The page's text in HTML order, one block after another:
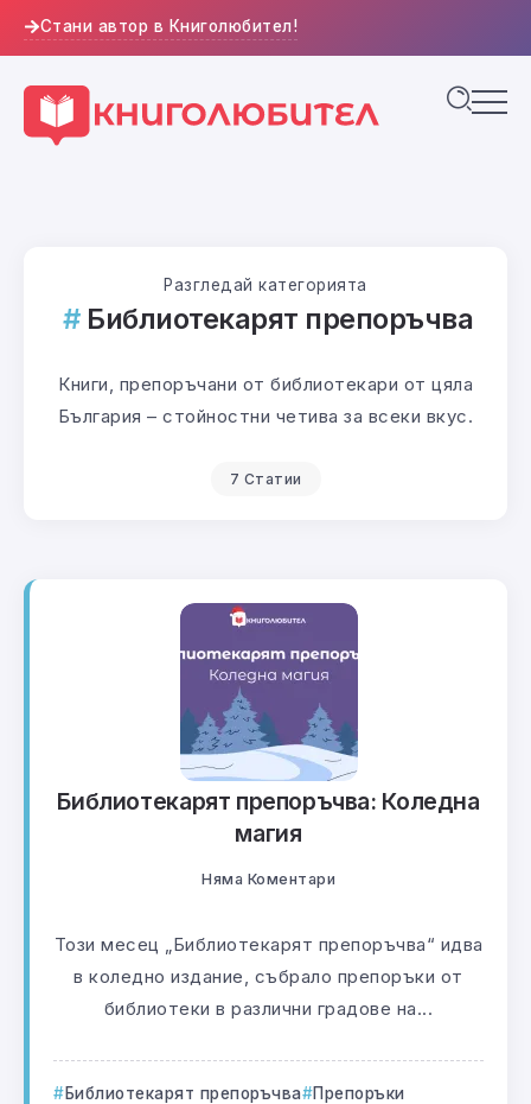
Стани автор в Книголюбител!
Разгледай категорията
Библиотекарят препоръчва
Книги, препоръчани от библиотекари от цяла
България – стойностни четива за всеки вкус.
7 Статии
Библиотекарят препоръчва: Коледна
магия
Няма Коментари
Този месец „Библиотекарят препоръчва“ идва
в коледно издание, събрало препоръки от
библиотеки в различни градове на...
Библиотекарят препоръчва Препоръки